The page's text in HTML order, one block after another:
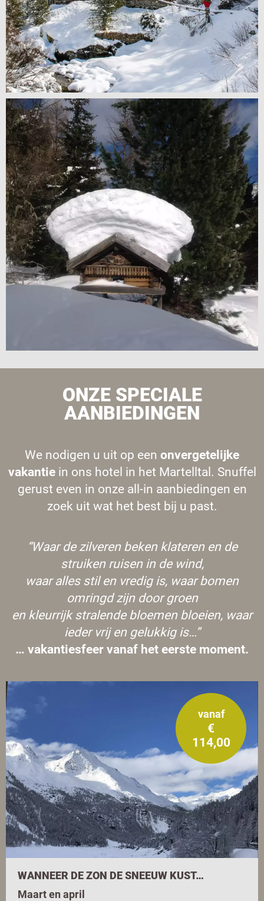
ONZE SPECIALE
AANBIEDINGEN
We nodigen u uit op een onvergetelijke
vakantiein ons hotel in het Martelltal. Snuffel
gerust even in onze all-in aanbiedingen en
zoek uit wat het best bij u past.
“Waar de zilveren beken klateren en de
struiken ruisen in de wind,
waar alles stil en vredig is, waar bomen
omringd zijn door groen
en kleurrijk stralende bloemen bloeien, waar
ieder vrij en gelukkig is…”
… vakantiesfeer vanaf het eerste moment.
vanaf
€
114,00
WANNEER DE ZON DE SNEEUW KUST…
Maart en april